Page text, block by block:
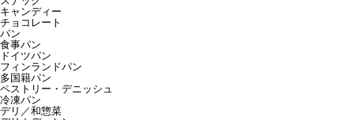
キャンディー
チョコレート
パン
食事パン
ドイツパン
フィンランドパン
多国籍パン
ペストリー・デニッシュ
冷凍パン
デリ／和惣菜